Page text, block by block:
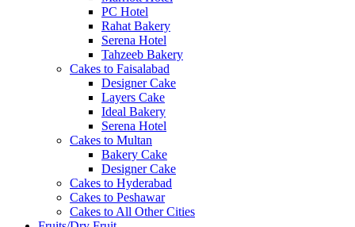
PC Hotel
Rahat Bakery
Serena Hotel
Tahzeeb Bakery
Cakes to Faisalabad
Designer Cake
Layers Cake
Ideal Bakery
Serena Hotel
Cakes to Multan
Bakery Cake
Designer Cake
Cakes to Hyderabad
Cakes to Peshawar
Cakes to All Other Cities